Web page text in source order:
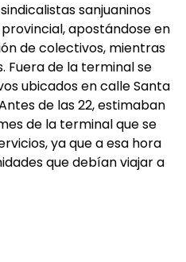
sanjuaninos
apostándose en
de colectivos, mientras
Fuera de la terminal se
ubicados en calle Santa
de las 22, estimaban
de la terminal que se
ya que a esa hora
que debían viajar a